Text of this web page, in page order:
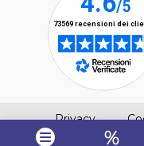
Privacy(apre